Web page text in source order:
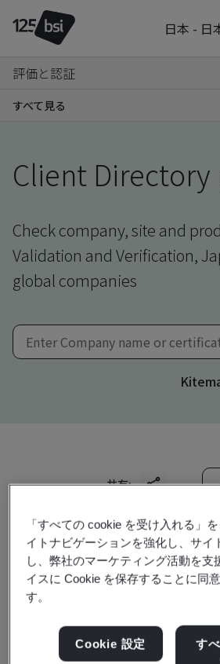
日本 - 日
評価と認証
すべて見る
Client
Check company, site and
Validation and Verification,
global companies
共有:
Genpact
11/F Vector 2 bldg.,
Northgate Cyberzone
Alabang
Muntinlupa City
「すべての cookie を受け入れる」
イトナビゲーションを強化し、サイ
し、弊社のマーケティング活動を支
イスに Cookie を保存することに同
す。
Cookie 設定
す